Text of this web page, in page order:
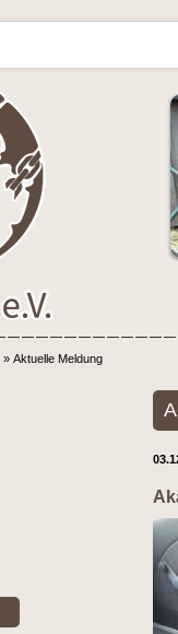
» Aktuelle Meldung